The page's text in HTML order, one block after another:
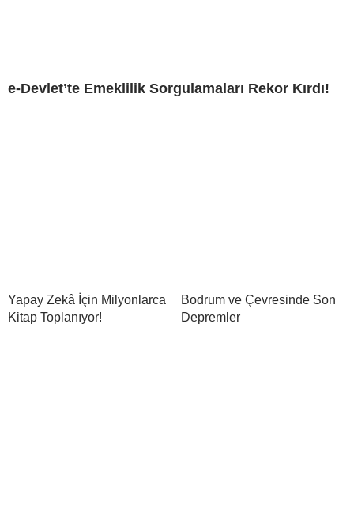
e-Devlet’te Emeklilik Sorgulamaları Rekor Kırdı!
Yapay Zekâ İçin Milyonlarca
Kitap Toplanıyor!
Bodrum ve Çevresinde Son
Depremler